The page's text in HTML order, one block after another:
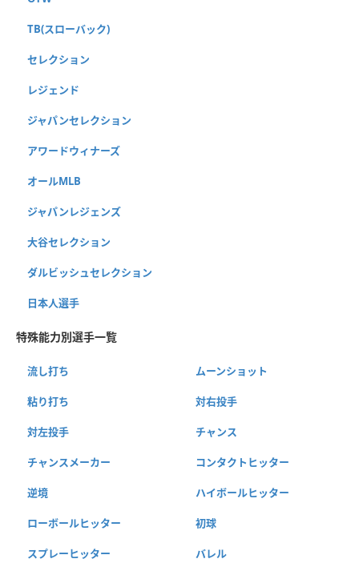
TB(スローバック)
セレクション
レジェンド
ジャパンセレクション
アワードウィナーズ
オールMLB
ジャパンレジェンズ
大谷セレクション
ダルビッシュセレクション
日本人選手
特殊能力別選手一覧
流し打ち ムーンショット
粘り打ち 対右投手
対左投手 チャンス
チャンスメーカー コンタクトヒッター
逆境 ハイボールヒッター
ローボールヒッター 初球
スプレーヒッター バレル